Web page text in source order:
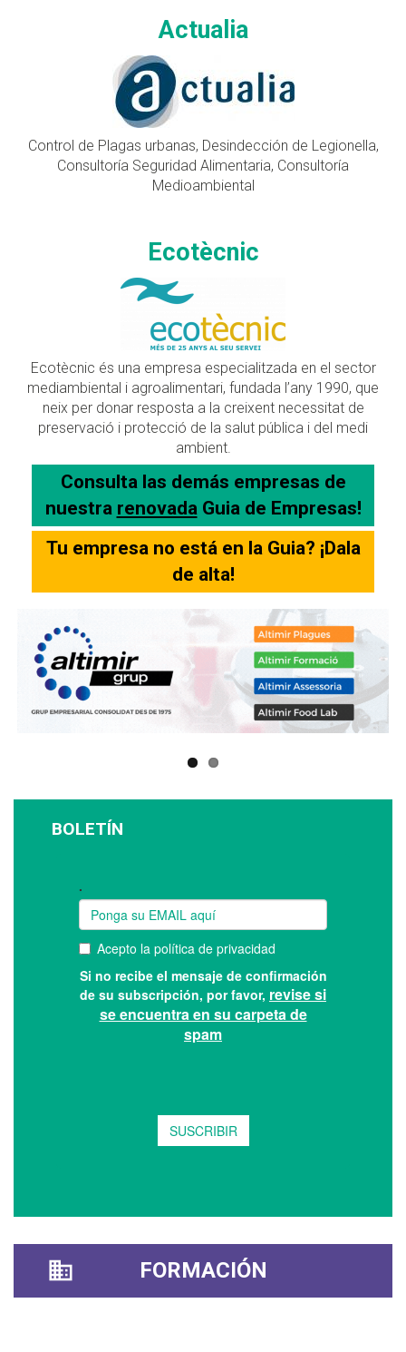
Actualia
Control de Plagas urbanas, Desindección de Legionella,
Consultoría Seguridad Alimentaria, Consultoría
Medioambiental
Ecotècnic
Ecotècnic és una empresa especialitzada en el sector
mediambiental i agroalimentari, fundada l’any 1990, que
neix per donar resposta a la creixent necessitat de
preservació i protecció de la salut pública i del medi
ambient.
Consulta las demás empresas de
nuestra renovadaGuia de Empresas!
Tu empresa no está en la Guia? ¡Dala
de alta!
BOLETÍN
FORMACIÓN